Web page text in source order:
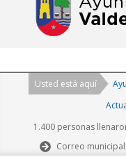
Navigation
Usted está aquí
1.400 personas
Correo